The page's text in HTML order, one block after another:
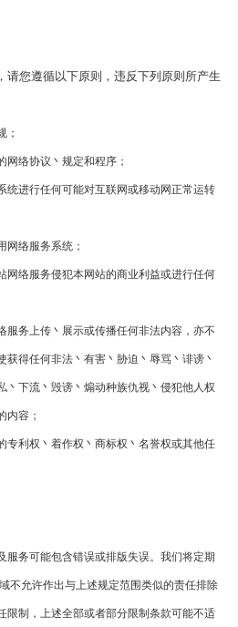
请您遵循以下原则，违反下列原则所产生
；
网络协议丶规定和程序；
统进行任何可能对互联网或移动网正常运转
网络服务系统；
网络服务侵犯本网站的商业利益或进行任何
服务上传丶展示或传播任何非法内容，亦不
得任何非法丶有害丶胁迫丶辱骂丶诽谤丶
丶下流丶毁谤丶煽动种族仇视丶侵犯他人权
内容；
专利权丶着作权丶商标权丶名誉权或其他任
服务可能包含错误或排版失误。我们将定期
不允许作出与上述规定范围类似的责任排除
限制，上述全部或者部分限制条款可能不适